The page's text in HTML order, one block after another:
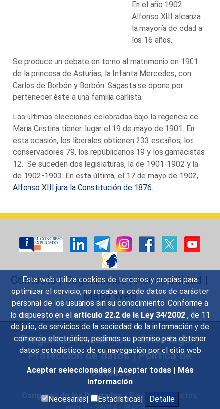
Esta web utiliza cookies de terceros y propias para
optimizar el servicio, no recaba ni cede datos de carácter
personal de los usuarios sin su conocimiento. Conforme a
lo dispuesto en el artículo 22.2 de la Ley 34/2002 , de 11
de julio, de servicios de la sociedad de la información y de
comercio electrónico, pedimos su permiso para obtener
datos estadísticos de su navegación por el sitio web
Aceptar seleccionadas | Aceptar todas | Más
información
Necesarias|
Estadísticas| Detalle
En el año 1902
Alfonso XIII alcanza
la mayoría de edad a
los 16 años.
Se produce un debate en torno al matrimonio en 1901
de la princesa de Asturias, la Infanta Mercedes, con
Carlos de Borbón y Borbón. Sagasta se opone por
pertenecer éste a una familia carlista.
Las últimas elecciones celebradas bajo la regencia de
María Cristina tienen lugar el 19 de mayo de 1901. En
esta ocasión, los liberales obtienen 233 escaños, los
conservadores 79, los republicanos 19 y los gamacistas
12. Se suceden dos legislaturas, la de 1901-1902 y la
de 1902-1903. En esta última, el 17 de mayo de 1902,
Alfonso XIII jura la Constitución de 1876.
Contacto|Sugerencias|Accesibilidad |
Mapa Web
Preguntas Frecuentes|Aviso legal|
Protección de datos|Política de
Cookies
Congreso de los Diputados- Plaza de las Cortes,
núm. 1 - 28014 - MADRID